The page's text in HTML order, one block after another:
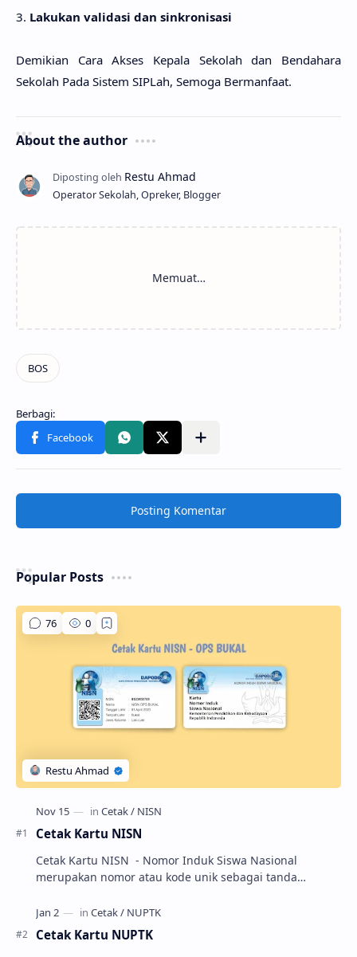
3. Lakukan validasi dan sinkronisasi
Demikian Cara Akses Kepala Sekolah dan Bendahara
Sekolah Pada Sistem SIPLah, Semoga Bermanfaat.
About the author
Operator Sekolah, Opreker, Blogger
Posting Komentar
Popular Posts
Cetak Kartu NISN
Cetak Kartu NISN - Nomor Induk Siswa Nasional
merupakan nomor atau kode unik sebagai tanda
Cetak Kartu NUPTK